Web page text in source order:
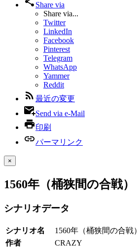
Share via
Share via...
Twitter
LinkedIn
Facebook
Pinterest
Telegram
WhatsApp
Yammer
Reddit
最近の変更
Send via e-Mail
印刷
パーマリンク
×
1560年（桶狭間の合戦）
シナリオデータ
シナリオ名
1560年（桶狭間の合戦）
作者
CRAZY